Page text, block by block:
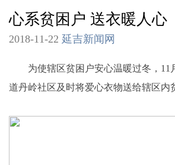
心系贫困户 送衣暖人心
2018-11-22 延吉新闻网
为使辖区贫困户安心温暖过冬，11
道丹岭社区及时将爱心衣物送给辖区内